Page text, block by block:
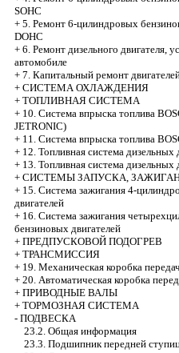
SOHC
+ 5. Ремонт 6-цилиндровых
DOHC
+ 6. Ремонт дизельного двигателя,
автомобиле
+ 7. Капитальный ремонт
+ СИСТЕМА ОХЛАЖДЕНИЯ
+ ТОПЛИВНАЯ СИСТЕМА
+ 10. Система впрыска топлива
JETRONIC)
+ 11. Система впрыска топлива
+ 12. Топливная система дизельных
+ 13. Топливная система дизельных
+ СИСТЕМЫ ЗАПУСКА,
+ 15. Система зажигания 4-
двигателей
+ 16. Система зажигания
бензиновых двигателей
+ ПРЕДПУСКОВОЙ ПОДОГРЕВ
+ ТРАНСМИССИЯ
+ 19. Механическая коробка передач
+ 20. Автоматическая коробка
+ ПРИВОДНЫЕ ВАЛЫ
+ ТОРМОЗНАЯ СИСТЕМА
- ПОДВЕСКА
23.2. Общая информация
23.3. Подшипник передней